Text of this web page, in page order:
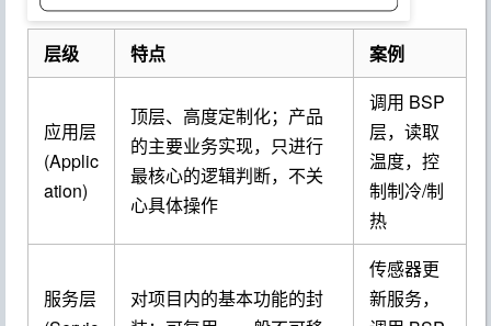
层级 特点 案例
应用层
(Applic
ation)
顶层、高度定制化；产品
的主要业务实现，只进行
最核心的逻辑判断，不关
心具体操作
调用 BSP
层，读取
温度，控
制制冷/制
热
服务层
对项目内的基本功能的封
传感器更
新服务，